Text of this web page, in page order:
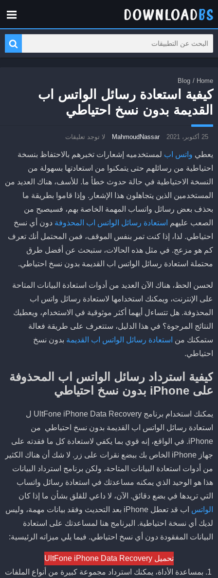
Home
/
Blog
كيفية استعادة رسائل الواتس اب
القديمة بدون نسخ احتياطي
25 أكتوبر، 2021 MahmoudNassar لا توجد تعليقات
يعطي واتس اب لمستخدميه إشعارات تخبرهم بالاحتفاظ بنسخة
احتياطية من رسائلهم حتى يتمكنوا من استعادتها بسهولة من
النسخة الاحتياطية في حالة حدوث خطأ ما. للأسف، هناك العديد من
المستخدمين الذين يتجاهلون هذا الإشعار. وإذا قاموا بطريقة ما
بحذف بعض رسائل واتساب المهمة الخاصة بهم، فسيصبح من
الصعب عليهم
استعادة رسائل الواتس اب المحذوفة دون أي نسخ
احتياطي. لذا، إذا كنت تمر بنفس الموقف، فمن المحتمل أنك تعرف
كم هو مزعج. في مثل هذه الحالات، ستبحث عن أفضل طرق
محتملة استعادة رسائل الواتس اب القديمة بدون نسخ احتياطي.
لحسن الحظ، هناك الآن العديد من أدوات استعادة البيانات المتاحة
على الإنترنت، ويمكنك استخدامها لاستعادة رسائل واتس اب
المحذوفة. هل تتساءل أيهما أكثر موثوقية في الاستخدام، ويعطيك
النتائج المرجوة؟ في هذا الدليل، ستتعرف على طريقة فعالة
ستمكنك من استعادة رسائل الواتس اب القديمة بدون نسخ
احتياطي.
كيفية استرداد رسائل الواتس اب المحذوفة
على iPhone بدون نسخ احتياطي
يمكنك استخدام برنامج UltFone iPhone Data Recovery ل
استعادة رسائل الواتس اب القديمة بدون نسخ احتياطي من
iPhone. في الواقع، إنه قوي بما يكفي لاستعادة كل ما فقدته على
جهاز iPhone الخاص بك ببضع نقرات على زر. لا شك أن هناك الكثير
من أدوات استعادة البيانات المتاحة، ولكن برنامج استرداد البيانات
هذا هو الوحيد الذي يمكنه مساعدتك في استعادة رسائل واتساب
التي تريدها في بضع دقائق. الآن، لا داعي للقلق بشأن ما إذا كان
الواتس
اب قد تعطل iPhone بعد التحديث وفقد بيانات مهمة، وليس
لديك أي نسخة احتياطية. البرنامج هنا لمساعدتك على استعادة
البيانات المفقودة دون أي نسخ احتياطي. فيما يلي ميزاته الرئيسية:
تحميل UltFone iPhone Data Recovery
بمساعدة الأداة، يمكنك استرداد مجموعة كبيرة من أنواع الملفات